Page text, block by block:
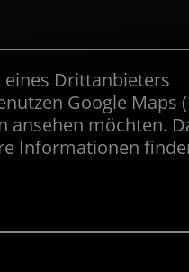
eines Drittanbieters
Google Maps
ansehen möchten.
Informationen